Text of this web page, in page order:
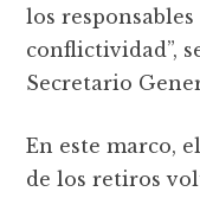
los
conflictividad”,
Secretario
En este marco,
de los retiros